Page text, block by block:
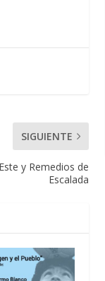
SIGUIENTE
y Remedios de
Escalada